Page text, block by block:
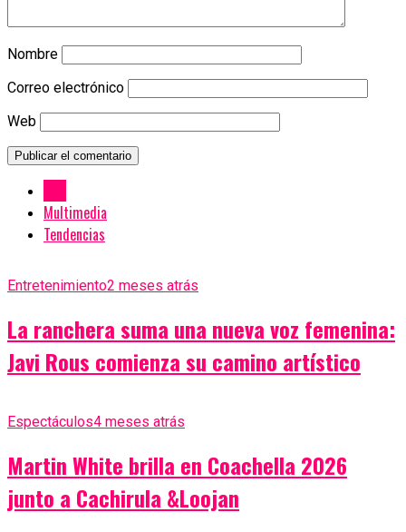
Nombre
Correo electrónico
Web
Multimedia
Tendencias
Entretenimiento2 meses atrás
La ranchera suma una nueva voz femenina:
Javi Rous comienza su camino artístico
Espectáculos4 meses atrás
Martin White brilla en Coachella 2026
junto a Cachirula &Loojan